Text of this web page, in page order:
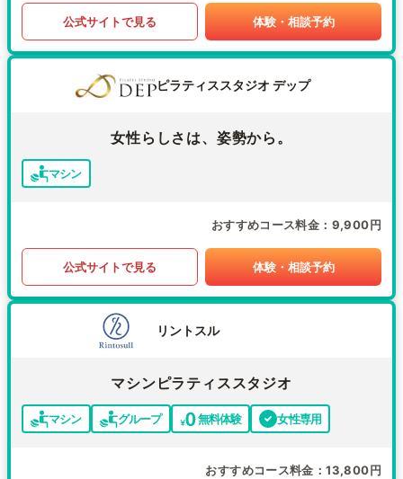
公式サイトで見る 体験・相談予約
ピラティススタジオ デップ
女性らしさは、姿勢から。
マシン
おすすめコース料金 9,900円
公式サイトで見る 体験・相談予約
リントスル
マシンピラティススタジオ
マシン グループ 無料体験 女性専用
おすすめコース料金 13,800円